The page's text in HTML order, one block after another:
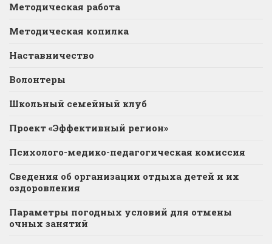
Методическая работа
Методическая копилка
Наставничество
Волонтеры
Школьный семейный клуб
Проект «Эффективный регион»
Психолого-медико-педагогическая комиссия
Сведения об организации отдыха детей и их
оздоровления
Параметры погодных условий для отмены
очных занятий